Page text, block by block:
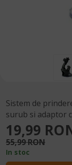
Sistem de
surub si adaptor
19,99
55,99 RON
In stoc